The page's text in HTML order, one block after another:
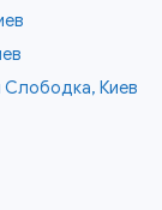
Слободка, Киев